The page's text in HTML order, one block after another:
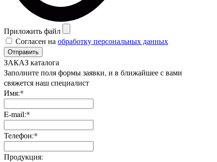
Приложить файл
Согласен на обработку персональных данных
Отправить
ЗАКАЗ каталога
Заполните поля формы заявки, и в ближайшее с вами
свяжется наш специалист
Имя:*
E-mail:*
Телефон:*
Продукция: